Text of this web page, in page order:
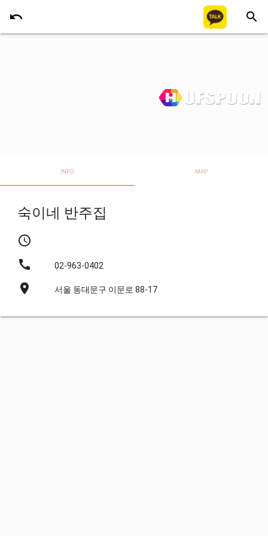
undo search
INFO MAP
숙이네 반주집
schedule
call
02-963-0402
place 서울 동대문구 이문로 88-17